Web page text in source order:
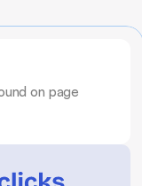
on page